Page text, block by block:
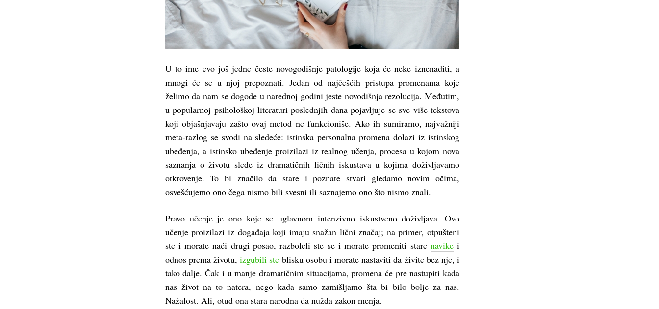
U to ime evo još jedne česte novogodišnje patologije koja će neke iznenaditi, a
mnogi će se u njoj prepoznati. Jedan od najčešćih pristupa promenama koje
želimo da nam se dogode u narednoj godini jeste novodišnja rezolucija. Međutim,
u popularnoj psihološkoj literaturi poslednjih dana pojavljuje se sve više tekstova
koji objašnjavaju zašto ovaj metod ne funkcioniše. Ako ih sumiramo, najvažniji
meta-razlog se svodi na sledeće: istinska personalna promena dolazi iz istinskog
ubeđenja, a istinsko ubeđenje proizilazi iz realnog učenja, procesa u kojom nova
saznanja o životu slede iz dramatičnih ličnih iskustava u kojima doživljavamo
otkrovenje. To bi značilo da stare i poznate stvari gledamo novim očima,
osvešćujemo ono čega nismo bili svesni ili saznajemo ono što nismo znali.
Pravo učenje je ono koje se uglavnom intenzivno iskustveno doživljava. Ovo
učenje proizilazi iz događaja koji imaju snažan lični značaj; na primer, otpušteni
ste i morate naći drugi posao, razboleli ste se i morate promeniti stare navikei
odnos prema životu,izgubili ste blisku osobu i morate nastaviti da živite bez nje, i
tako dalje. Čak i u manje dramatičnim situacijama, promena će pre nastupiti kada
nas život na to natera, nego kada samo zamišljamo šta bi bilo bolje za nas.
Nažalost. Ali, otud ona stara narodna da nužda zakon menja.